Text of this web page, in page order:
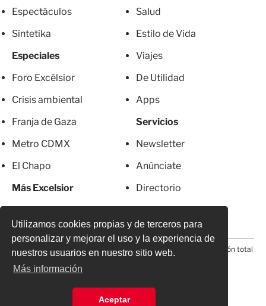
Utilizamos cookies propias y de terceros para
personalizar y mejorar el uso y la experiencia de
nuestros usuarios en nuestro sitio web.
Más información
Aceptar
Espectáculos
Sintetika
Especiales
Foro Excélsior
Crisis ambiental
Franja de Gaza
Metro CDMX
El Chapo
Más Excelsior
Salud
Estilo de Vida
Viajes
De Utilidad
Apps
Servicios
Newsletter
Anúnciate
Directorio
© 2026 Todos los derechos reservados. Prohibida la reproducción total
o parcial, incluyendo cualquier medio electrónico*